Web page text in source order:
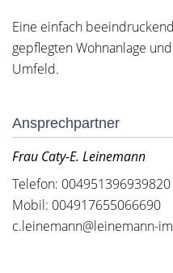
Eine einfach
gepflegten Wohnanlage
Umfeld.
Ansprechpartner
Frau Caty-E. Leinemann
Telefon: 004951396939820
Mobil: 004917655066690
c.leinemann@leinemann-